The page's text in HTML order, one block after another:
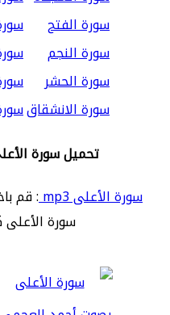
سورة الفتح
سورة النجم
سورة الحشر
سورة الانشقاق
تحميل سورة
سورة الأعلى mp3
: قم
سورة الأعلى